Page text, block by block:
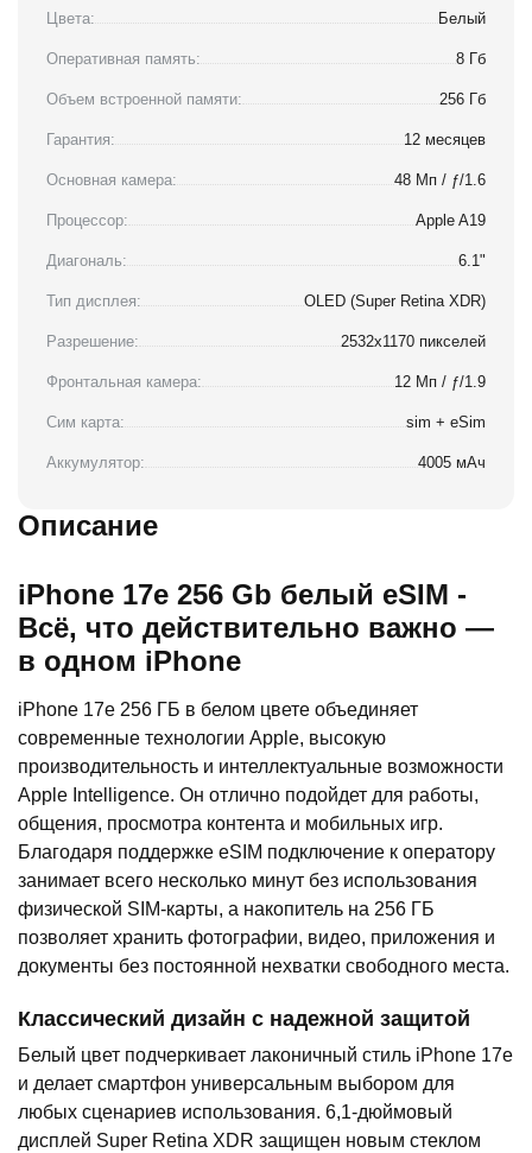
Цвета: Белый
Оперативная память: 8 Гб
Объем встроенной памяти: 256 Гб
Гарантия: 12 месяцев
Основная камера: 48 Мп / ƒ/1.6
Процессор: Apple A19
Диагональ: 6.1"
Тип дисплея: OLED (Super Retina XDR)
Разрешение: 2532x1170 пикселей
Фронтальная камера: 12 Мп / ƒ/1.9
Сим карта: sim + eSim
Аккумулятор: 4005 мАч
Описание
iPhone 17e 256 Gb белый eSIM -
Всё, что действительно важно —
в одном iPhone
iPhone 17e 256 ГБ в белом цвете объединяет
современные технологии Apple, высокую
производительность и интеллектуальные возможности
Apple Intelligence. Он отлично подойдет для работы,
общения, просмотра контента и мобильных игр.
Благодаря поддержке eSIM подключение к оператору
занимает всего несколько минут без использования
физической SIM-карты, а накопитель на 256 ГБ
позволяет хранить фотографии, видео, приложения и
документы без постоянной нехватки свободного места.
Классический дизайн с надежной защитой
Белый цвет подчеркивает лаконичный стиль iPhone 17e
и делает смартфон универсальным выбором для
любых сценариев использования. 6,1-дюймовый
дисплей Super Retina XDR защищен новым стеклом